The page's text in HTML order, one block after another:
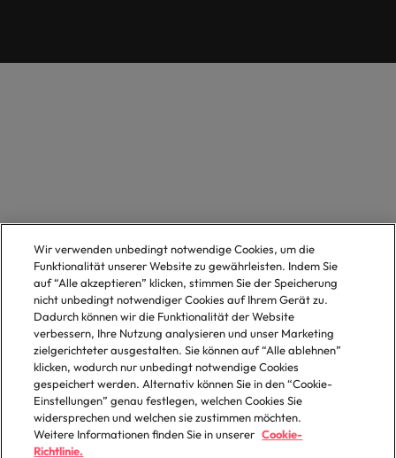
Wir verwenden unbedingt notwendige Cookies, um die
Funktionalität unserer Website zu gewährleisten. Indem Sie
auf “Alle akzeptieren” klicken, stimmen Sie der Speicherung
nicht unbedingt notwendiger Cookies auf Ihrem Gerät zu.
Dadurch können wir die Funktionalität der Website
verbessern, Ihre Nutzung analysieren und unser Marketing
zielgerichteter ausgestalten. Sie können auf “Alle ablehnen”
klicken, wodurch nur unbedingt notwendige Cookies
gespeichert werden. Alternativ können Sie in den “Cookie-
Einstellungen” genau festlegen, welchen Cookies Sie
widersprechen und welchen sie zustimmen möchten.
Weitere Informationen finden Sie in unserer Cookie-
Richtlinie.